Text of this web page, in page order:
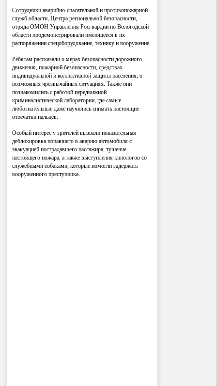
Сотрудники аварийно-спасательной и противопожарной
служб области, Центра региональной безопасности,
отряда ОМОН Управления Росгвардии по Вологодской
области продемонстрировали имеющееся в их
распоряжении спецоборудование, технику и вооружение.
Ребятам рассказали о мерах безопасности дорожного
движения, пожарной безопасности, средствах
индивидуальной и коллективной защиты населения, о
возможных чрезвычайных ситуациях. Также они
познакомились с работой передвижной
криминалистической лаборатории, где самые
любознательные даже научились снимать настоящие
отпечатки пальцев.
Особый интерес у зрителей вызвали показательная
деблокировка попавшего в аварию автомобиля с
эвакуацией пострадавшего пассажира, тушение
настоящего пожара, а также выступления кинологов со
служебными собаками, которые помогли задержать
вооруженного преступника.